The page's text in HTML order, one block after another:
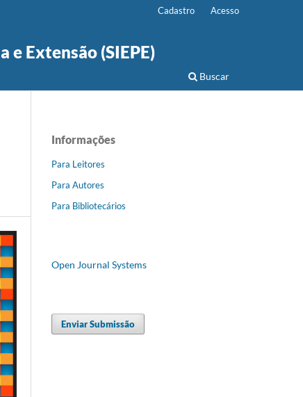
Extensão (SIEPE)
Buscar
Cadastro Acesso
Informações
Para Leitores
Para Autores
Para Bibliotecários
Open Journal Systems
Enviar Submissão